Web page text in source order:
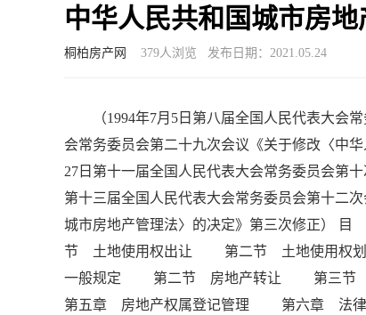
中华人民共和国城市房
桐柏房产网 379人浏览 发布日期：2021.05.24
（1994年7月5日第八届全国人民代表大会常
会常务委员会第二十九次会议《关于修改〈中
27日第十一届全国人民代表大会常务委员会第
第十三届全国人民代表大会常务委员会第十二
城市房地产管理法〉的决定》第三次
节 土地使用权出让 第二节 土地使用
一般规定 第二节 房地产转让 第三
第五章 房地产权属登记管理 第六